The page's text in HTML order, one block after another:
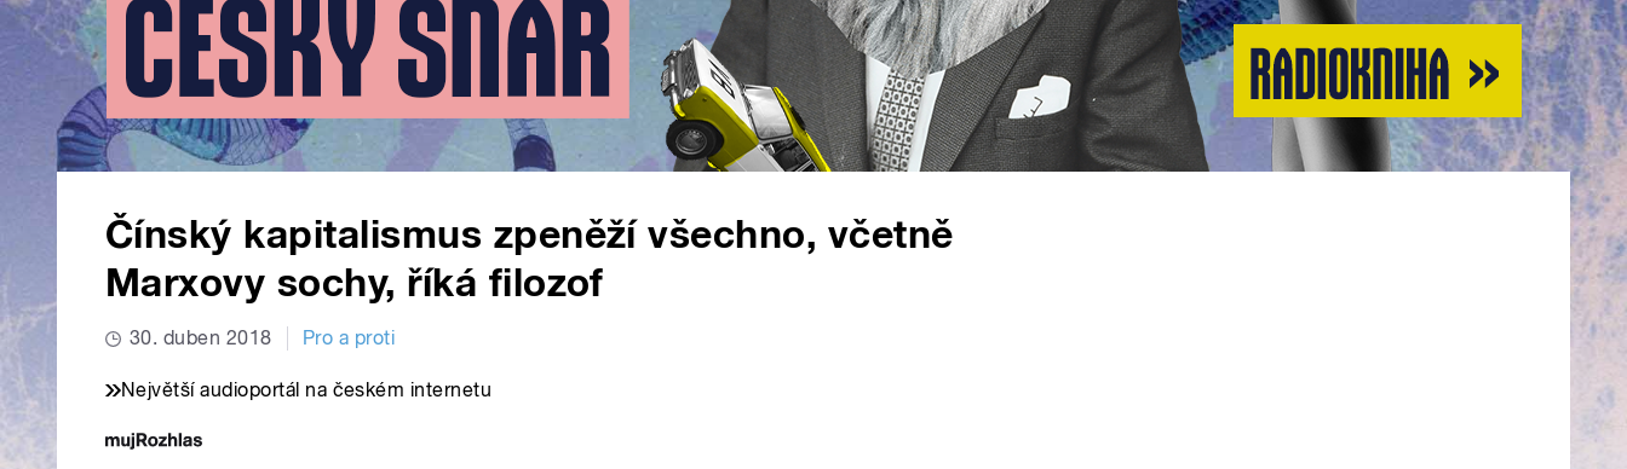
Čínský kapitalismus zpeněží všechno, včetně
Marxovy sochy, říká filozof
30. duben 2018 Pro a proti
Největší audioportál na českém internetu